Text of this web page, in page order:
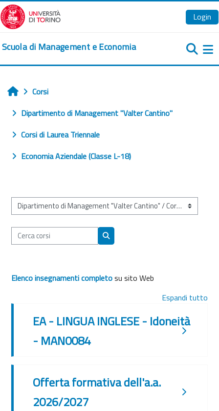
Vai al contenuto principale
Login
Scuola di Management e Economia
Home
Corsi
Dipartimento di Management "Valter Cantino"
Corsi di Laurea Triennale
Economia Aziendale (Classe L-18)
Categorie di corso
Cerca corsi
Cerca corsi
Elenco insegnamenti completosu sito Web
Espandi tutto
EA - LINGUA INGLESE - Idoneità
- MAN0084
Offerta formativa dell'a.a.
2026/2027